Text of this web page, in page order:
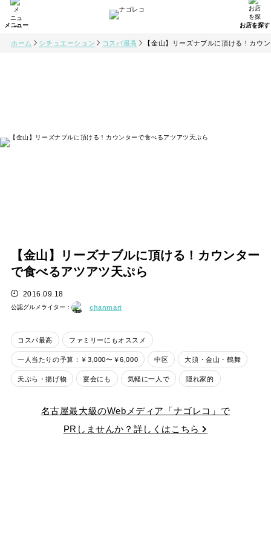
ホーム シチュエーション コスパ最高 【金山】リーズナブルに頂ける！カウ
【金山】リーズナブルに頂ける！カウンター
で食べるアツアツ天ぷら
2016.09.18
公認グルメライター： chanmari
コスパ最高 ファミリーにもオススメ
一人当たりの予算：￥3,000〜￥6,000 中区 大須・金山・鶴舞
天ぷら・揚げ物 宴会にも 気軽に一人で 隠れ家的
名古屋最大級のWebメディア「ナゴレコ」で
PRしませんか？詳しくはこちら